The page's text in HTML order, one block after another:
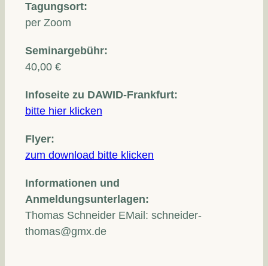
Tagungsort:
per Zoom
Seminargebühr:
40,00 €
Infoseite zu DAWID-Frankfurt:
bitte hier klicken
Flyer:
zum download bitte klicken
Informationen und
Anmeldungsunterlagen:
Thomas Schneider EMail: schneider-
thomas@gmx.de